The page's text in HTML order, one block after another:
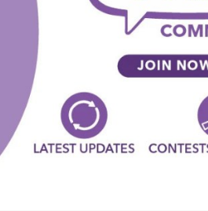
besplatni predlozi za kladjenje